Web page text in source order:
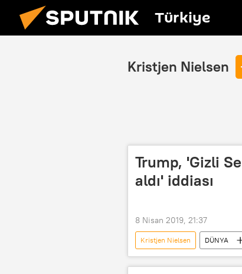
Türkiye
Kristjen Nielsen
Trump, 'Gizli
aldı' iddiası
8 Nisan 2019, 21:37
Kristjen Nielsen DÜNYA
ABD Gizli Servis